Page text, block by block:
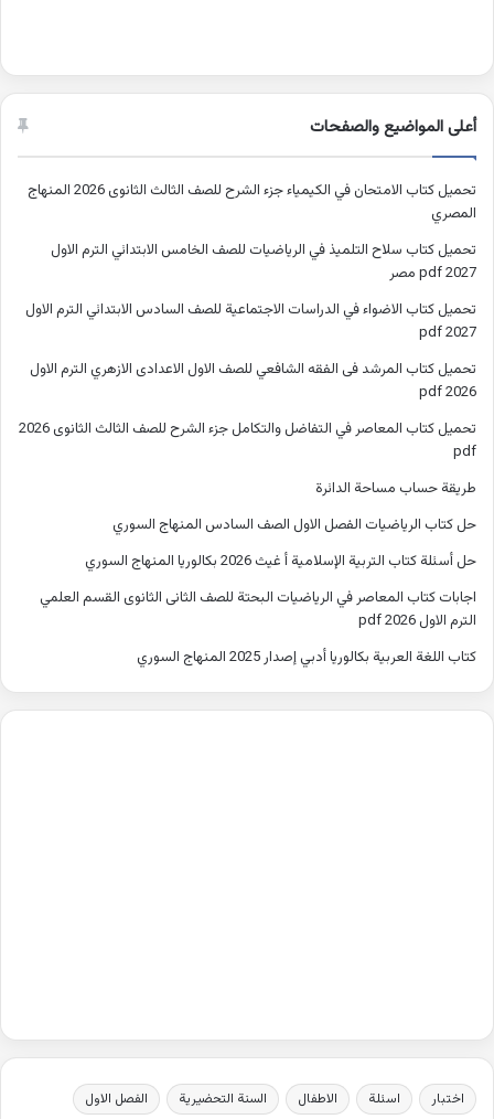
أعلى المواضيع والصفحات
تحميل كتاب الامتحان في الكيمياء جزء الشرح للصف الثالث الثانوى 2026 المنهاج
المصري
تحميل كتاب سلاح التلميذ في الرياضيات للصف الخامس الابتدائي الترم الاول
2027 pdf مصر
تحميل كتاب الاضواء في الدراسات الاجتماعية للصف السادس الابتدائي الترم الاول
2027 pdf
تحميل كتاب المرشد فى الفقه الشافعي للصف الاول الاعدادى الازهري الترم الاول
2026 pdf
تحميل كتاب المعاصر في التفاضل والتكامل جزء الشرح للصف الثالث الثانوى 2026
pdf
طريقة حساب مساحة الدائرة
حل كتاب الرياضيات الفصل الاول الصف السادس المنهاج السوري
حل أسئلة كتاب التربية الإسلامية أ غيث 2026 بكالوريا المنهاج السوري
اجابات كتاب المعاصر في الرياضيات البحتة للصف الثانى الثانوى القسم العلمي
الترم الاول 2026 pdf
كتاب اللغة العربية بكالوريا أدبي إصدار 2025 المنهاج السوري
اختبار اسئلة الاطفال السنة التحضيرية
الفصل الاول